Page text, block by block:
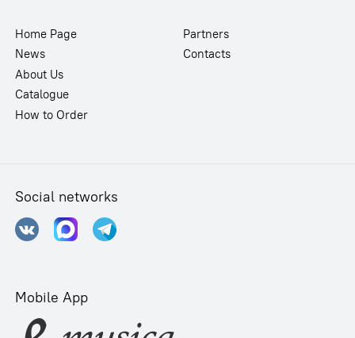
Home Page
News
About Us
Catalogue
How to Order
Partners
Contacts
Social networks
Mobile App